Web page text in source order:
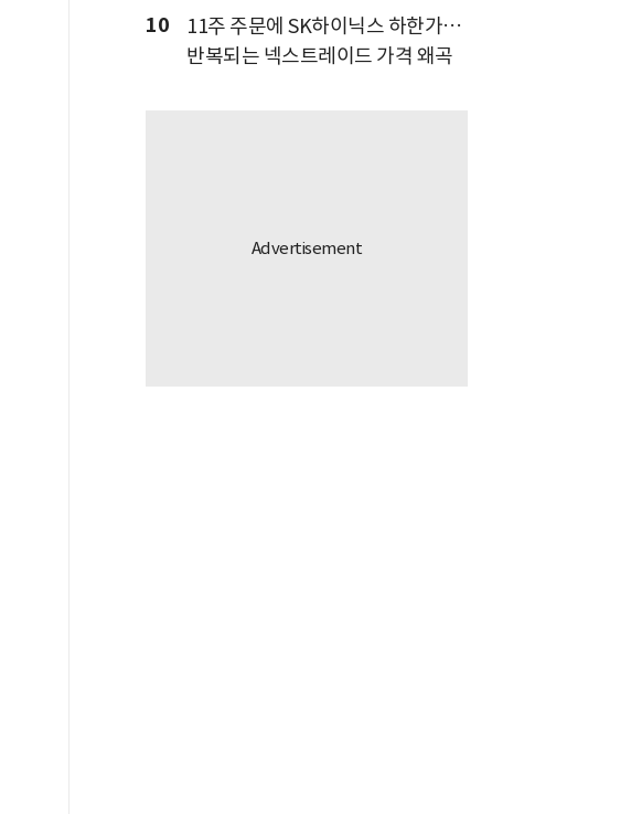
10
11주 주문에 SK하이닉스 하한가…
반복되는 넥스트레이드 가격 왜곡